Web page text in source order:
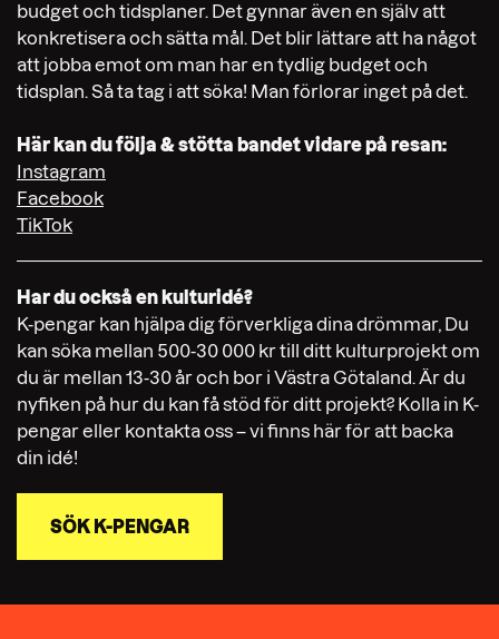
budget och tidsplaner. Det gynnar även en själv att
konkretisera och sätta mål. Det blir lättare att ha något
att jobba emot om man har en tydlig budget och
tidsplan. Så ta tag i att söka! Man förlorar inget på det.
Här kan du följa & stötta bandet vidare på resan:
Instagram
Facebook
TikTok
Har du också en kulturidé?
K-pengar kan hjälpa dig förverkliga dina drömmar, Du
kan söka mellan 500-30 000 kr till ditt kulturprojekt om
du är mellan 13-30 år och bor i Västra Götaland. Är du
nyfiken på hur du kan få stöd för ditt projekt? Kolla in K-
pengar eller kontakta oss – vi finns här för att backa
din idé!
SÖK K-PENGAR